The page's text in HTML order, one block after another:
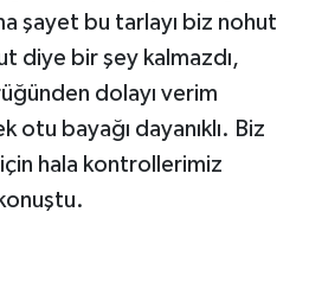
şayet bu tarlayı biz nohut
diye bir şey kalmazdı,
dolayı verim
otu bayağı dayanıklı. Biz
hala kontrollerimiz